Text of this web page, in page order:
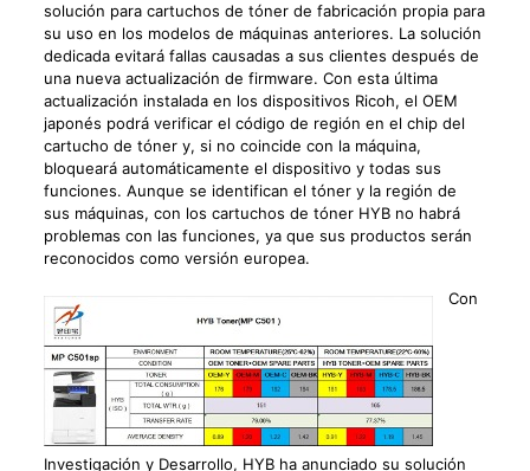
solución para cartuchos de tóner de fabricación propia para
su uso en los modelos de máquinas anteriores. La solución
dedicada evitará fallas causadas a sus clientes después de
una nueva actualización de firmware. Con esta última
actualización instalada en los dispositivos Ricoh, el OEM
japonés podrá verificar el código de región en el chip del
cartucho de tóner y, si no coincide con la máquina,
bloqueará automáticamente el dispositivo y todas sus
funciones. Aunque se identifican el tóner y la región de
sus máquinas, con los cartuchos de tóner HYB no habrá
problemas con las funciones, ya que sus productos serán
reconocidos como versión europea.
Con
Investigación y Desarrollo, HYB ha anunciado su solución